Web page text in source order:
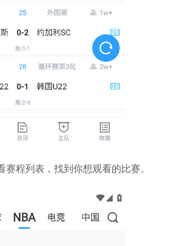
程列表，找到你想观看的比赛。